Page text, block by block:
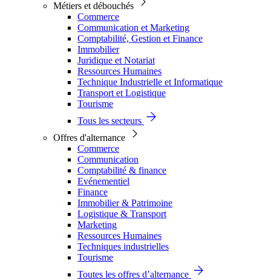
Métiers et débouchés
Commerce
Communication et Marketing
Comptabilité, Gestion et Finance
Immobilier
Juridique et Notariat
Ressources Humaines
Technique Industrielle et Informatique
Transport et Logistique
Tourisme
Tous les secteurs
Offres d'alternance
Commerce
Communication
Comptabilité & finance
Evénementiel
Finance
Immobilier & Patrimoine
Logistique & Transport
Marketing
Ressources Humaines
Techniques industrielles
Tourisme
Toutes les offres d’alternance